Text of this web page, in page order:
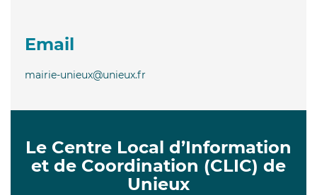
Email
mairie-unieux@unieux.fr
Le Centre Local d’Information
et de Coordination (CLIC) de
Unieux